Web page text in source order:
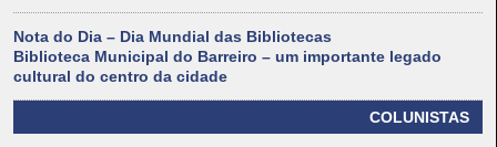
Nota do Dia – Dia Mundial das Bibliotecas
Biblioteca Municipal do Barreiro – um importante legado
cultural do centro da cidade
COLUNISTAS